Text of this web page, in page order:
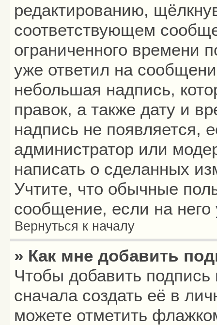
редактированию,
соответствующем
ограниченного времени
уже ответил на
небольшая надпись,
правок, а также дату и
надпись не появляется,
администратор или
написать о сделанных
Учтите, что обычные
сообщение, если на него
Вернуться к началу
» Как мне добавить
Чтобы добавить
сначала создать её в
можете отметить